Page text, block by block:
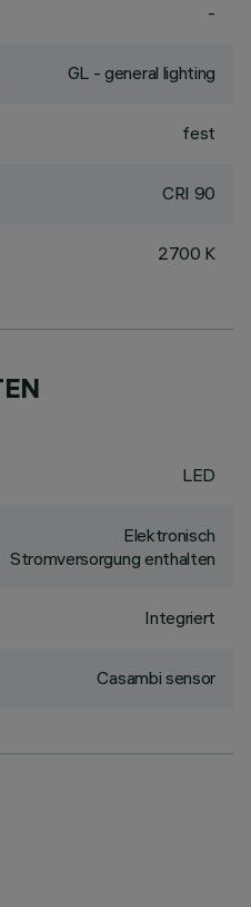
-
GL - general lighting
fest
CRI 90
2700 K
LED
Elektronisch
Stromversorgung enthalten
Integriert
Casambi sensor